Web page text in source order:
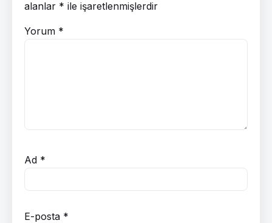
alanlar * ile işaretlenmişlerdir
Yorum *
Ad *
E-posta *